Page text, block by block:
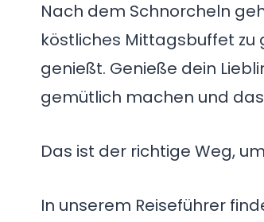
Nach dem Schnorcheln
köstliches Mittagsbuffet zu
genießt. Genieße dein
gemütlich machen und
Das ist der richtige Weg,
In unserem Reiseführer